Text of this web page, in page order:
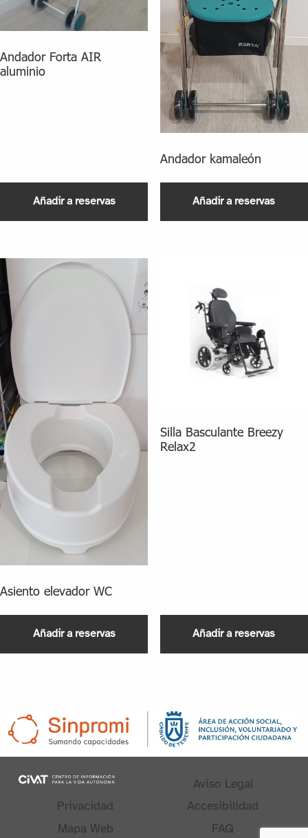
Andador Forta AIR
aluminio
Añadir a reservas
Andador kamaleón
Añadir a reservas
Asiento elevador WC
Añadir a reservas
Silla Basculante Breezy
Relax2
Añadir a reservas
Aviso Legal
Privacidad
Accesibilidad
Mapa Web
FAQ